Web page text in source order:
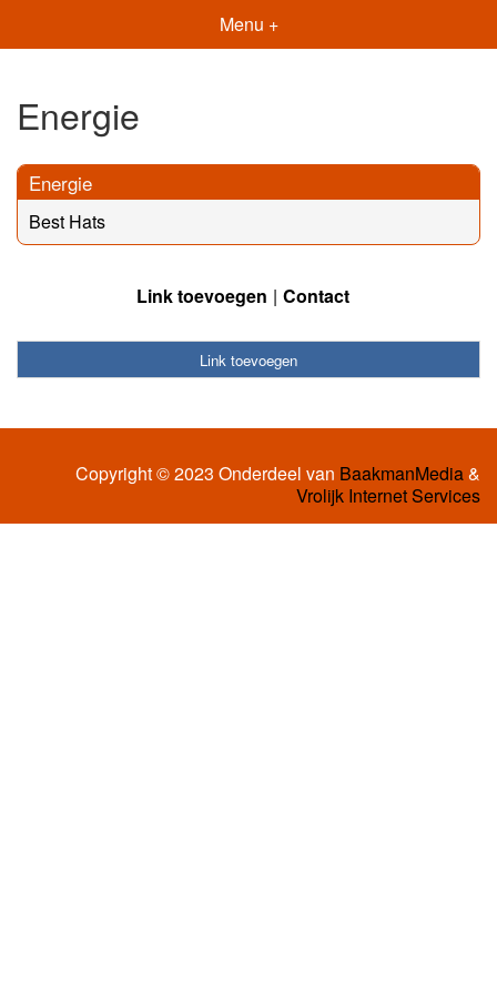
Menu +
Energie
Energie
Best Hats
Link toevoegen Contact
Link toevoegen
Copyright © 2023 Onderdeel van BaakmanMedia&
Vrolijk Internet Services